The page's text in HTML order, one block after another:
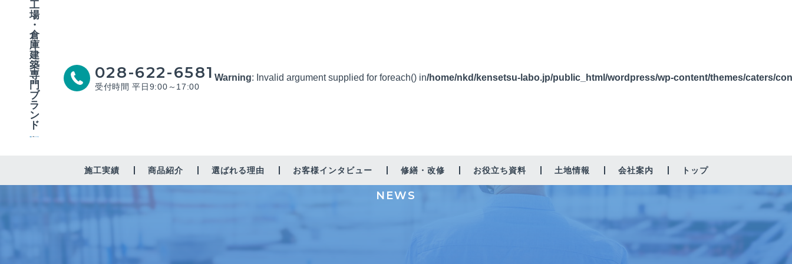
工
場
・
倉
庫
建
築
専
門
ブ
ラ
ン
ド
028-622-6581
受付時間 平日9:00～17:00
Warning: Invalid argument supplied for foreach() in/home/nkd/kensetsu-labo.jp/public_html/wordpress/wp-content/themes/caters/
施工実績 商品紹介 選ばれる理由 お客様インタビュー 修繕・改修
増築・リノベーション
お役立ち資料 土地情報 会社案内 トップ
新着情報
NEWS